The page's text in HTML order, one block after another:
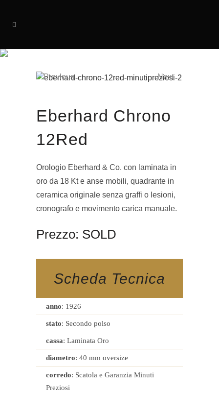
Previous Next
Eberhard Chrono
12Red
Orologio Eberhard & Co. con laminata in
oro da 18 Kt e anse mobili, quadrante in
ceramica originale senza graffi o lesioni,
cronografo e movimento carica manuale.
Prezzo: SOLD
Scheda Tecnica
anno: 1926
stato: Secondo polso
cassa: Laminata Oro
diametro: 40 mm oversize
corredo: Scatola e Garanzia Minuti
Preziosi